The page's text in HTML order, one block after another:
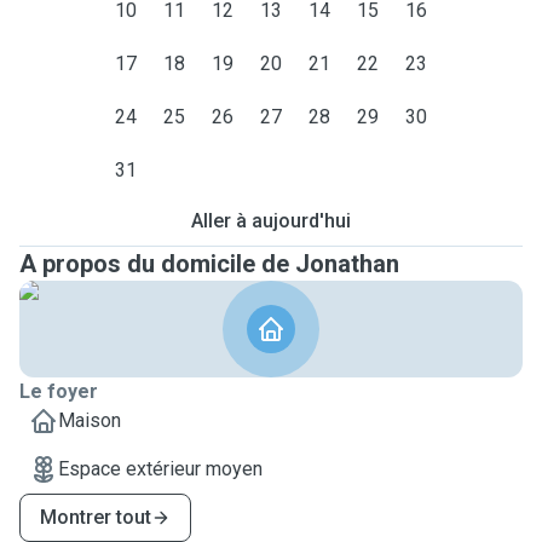
et vider la boîte aux lettres !
10 11 12 13 14 15 16
17 18 19 20 21 22 23
24 25 26 27 28 29 30
31
Aller à aujourd'hui
A propos du domicile de Jonathan
Le foyer
Maison
Espace extérieur moyen
Montrer tout